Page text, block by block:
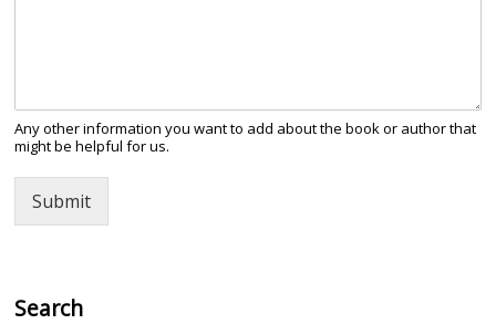
Any other information you want to add about the book or author that
might be helpful for us.
Submit
Search